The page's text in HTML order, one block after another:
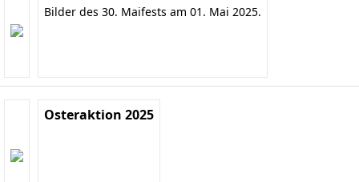
Bilder des 30. Maifests am 01. Mai 2025.
Osteraktion 2025